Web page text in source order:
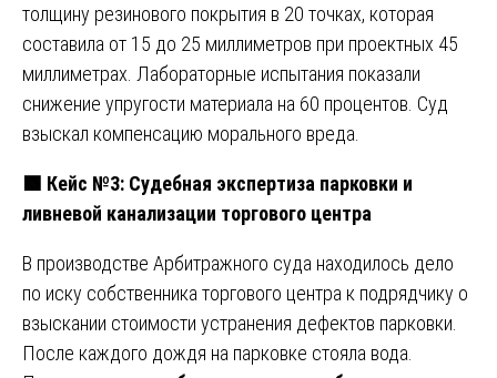
толщину резинового покрытия в 20 точках, которая
составила от 15 до 25 миллиметров при проектных 45
миллиметрах. Лабораторные испытания показали
снижение упругости материала на 60 процентов. Суд
взыскал компенсацию морального вреда.
🟩 Кейс №3: Судебная экспертиза парковки и
ливневой канализации торгового центра
В производстве Арбитражного суда находилось дело
по иску собственника торгового центра к подрядчику о
взыскании стоимости устранения дефектов парковки.
После каждого дождя на парковке стояла вода.